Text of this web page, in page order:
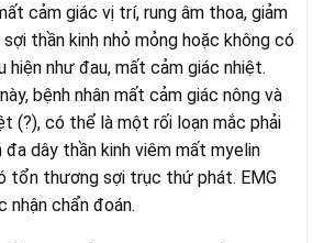
cảm giác vị trí, rung âm thoa, giảm
thần kinh nhỏ mỏng hoặc không có
hiện như đau, mất cảm giác nhiệt.
bệnh nhân mất cảm giác nông và
(?), có thể là một rối loạn mắc phải
đa dây thần kinh viêm mất myelin
tổn thương sợi trục thứ phát. EMG
nhận chẩn đoán.